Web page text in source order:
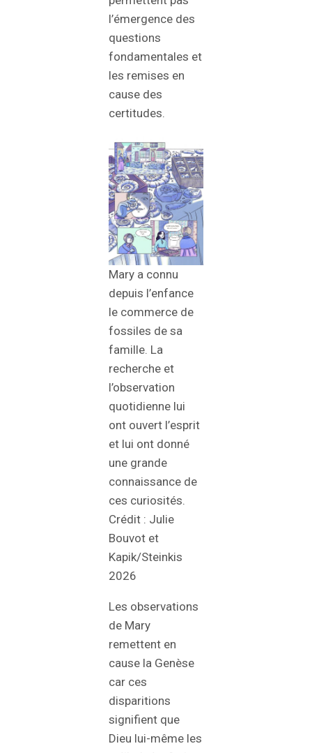
l’émergence des
questions
fondamentales et
les remises en
cause des
certitudes.
Mary a connu
depuis l’enfance
le commerce de
fossiles de sa
famille. La
recherche et
l’observation
quotidienne lui
ont ouvert l’esprit
et lui ont donné
une grande
connaissance de
ces curiosités.
Crédit : Julie
Bouvot et
Kapik/Steinkis
2026
Les observations
de Mary
remettent en
cause la Genèse
car ces
disparitions
signifient que
Dieu lui-même les